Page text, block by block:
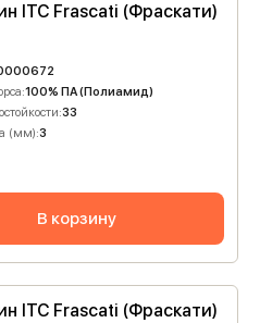
ITC Frascati (Фраскати)
100% ПА (Полиамид)
33
(мм):3
В корзину
ITC Frascati (Фраскати)